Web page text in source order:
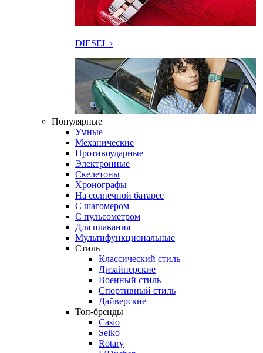
DIESEL ›
Популярные
Умные
Механические
Противоударные
Электронные
Скелетоны
Хронографы
На солнечной батарее
С шагомером
С пульсометром
Для плавания
Мультифункциональные
Стиль
Классический стиль
Дизайнерские
Военный стиль
Спортивный стиль
Дайверские
Топ-бренды
Casio
Seiko
Rotary